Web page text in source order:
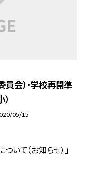
会）・学校再開準
05/15
いて（お知らせ）」